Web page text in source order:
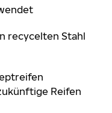
recycelten Stahl
Reifen